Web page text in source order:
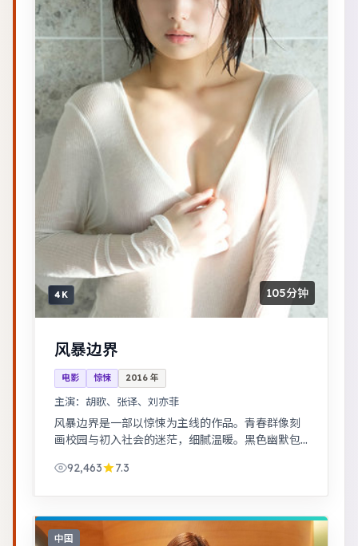
4K 105分钟
风暴边界
电影 惊悚 2016 年
主演： 胡歌、张译、刘亦菲
风暴边界是一部以惊悚为主线的作品。青春群像刻
画校园与初入社会的迷茫，细腻温暖。黑色幽默包
92,463
7.3
中国